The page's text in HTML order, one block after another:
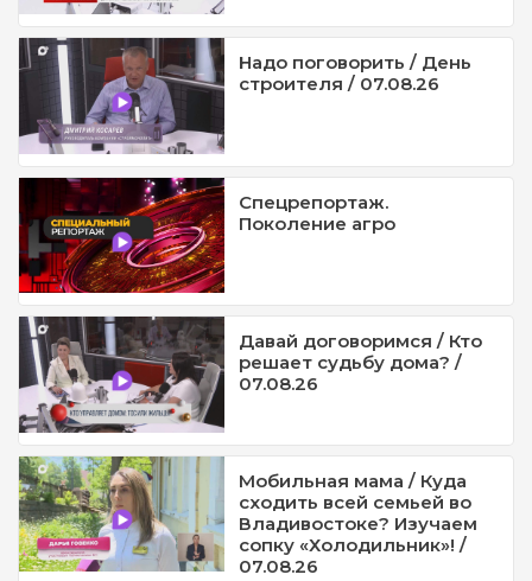
Надо поговорить / День
строителя / 07.08.26
Спецрепортаж.
Поколение агро
Давай договоримся / Кто
решает судьбу дома? /
07.08.26
Мобильная мама / Куда
сходить всей семьей во
Владивостоке? Изучаем
сопку «Холодильник»! /
07.08.26